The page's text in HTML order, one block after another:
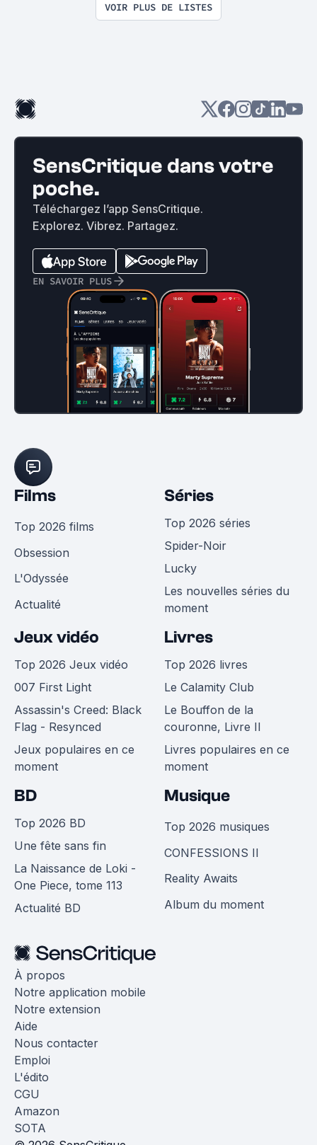
VOIR PLUS DE LISTES
SensCritique dans votre
poche.
Téléchargez l’app SensCritique.
Explorez. Vibrez. Partagez.
EN SAVOIR PLUS
Films
Top 2026 films
Obsession
L'Odyssée
Actualité
Séries
Top 2026 séries
Spider-Noir
Lucky
Les nouvelles séries du
moment
Jeux vidéo
Top 2026 Jeux vidéo
007 First Light
Assassin's Creed: Black
Flag - Resynced
Jeux populaires en ce
moment
Livres
Top 2026 livres
Le Calamity Club
Le Bouffon de la
couronne, Livre II
Livres populaires en ce
moment
BD
Top 2026 BD
Une fête sans fin
La Naissance de Loki -
One Piece, tome 113
Actualité BD
Musique
Top 2026 musiques
CONFESSIONS II
Reality Awaits
Album du moment
À propos
Notre application mobile
Notre extension
Aide
Nous contacter
Emploi
L'édito
CGU
Amazon
SOTA